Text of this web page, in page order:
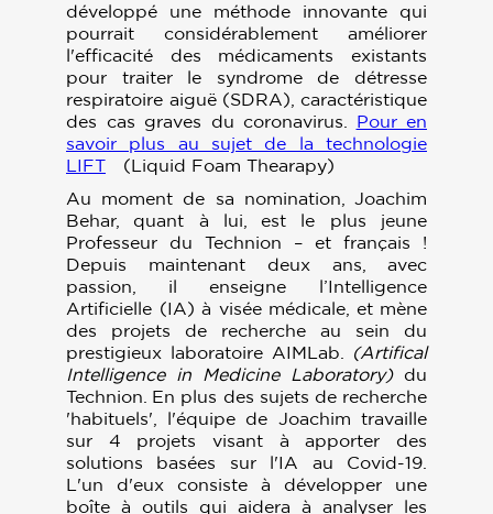
développé une méthode innovante qui
pourrait considérablement améliorer
l'efficacité des médicaments existants
pour traiter le syndrome de détresse
respiratoire aiguë (SDRA), caractéristique
des cas graves du coronavirus. Pour en
savoir plus au sujet de la technologie
LIFT
(Liquid Foam Thearapy)
Au moment de sa nomination, Joachim
Behar, quant à lui, est le plus jeune
Professeur du Technion – et français !
Depuis maintenant deux ans, avec
passion, il enseigne l’Intelligence
Artificielle (IA) à visée médicale, et mène
des projets de recherche au sein du
prestigieux laboratoire AIMLab.
(Artifical
Intelligence in Medicine Laboratory)du
Technion. En plus des sujets de recherche
'habituels', l'équipe de Joachim travaille
sur 4 projets visant à apporter des
solutions basées sur l'IA au Covid-19.
L'un d'eux consiste à développer une
boîte à outils qui aidera à analyser les